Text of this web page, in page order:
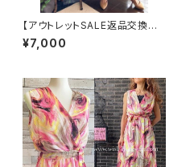
【アウトレットSALE返品交換不
可8/20まで】イタリア製マキシ
ワンピース インポート ロング
¥7,000